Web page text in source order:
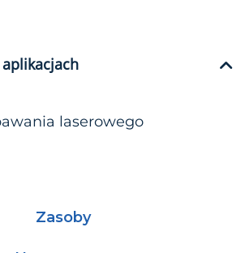
laserowego
Zasoby